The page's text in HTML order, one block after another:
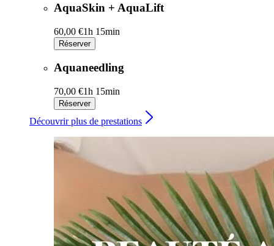
AquaSkin + AquaLift
60,00 €1h 15min
Réserver
Aquaneedling
70,00 €1h 15min
Réserver
Découvrir plus de prestations